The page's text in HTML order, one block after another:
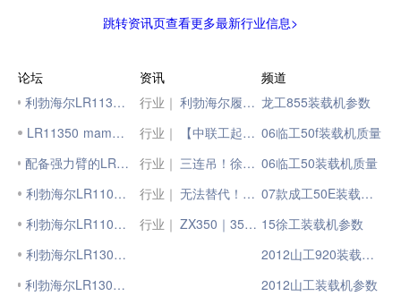
跳转资讯页查看更多最新行业信息>
论坛
利勃海尔LR11350履带式起重机
LR11350 mammoet
配备强力臂的LR11350吊装风机
利勃海尔LR11000起重机
利勃海尔LR1100履带吊机
利勃海尔LR1300起重机
利勃海尔LR1300履帶起重机
资讯
行业｜
利勃海尔履带式起重机LR 12500-1.0: 游戏重塑者
行业｜
【中联工起二手设备出售】350吨履带式起重机
行业｜
三连吊！徐工1350吨履带吊首战告捷！
行业｜
无法替代！德国公司坚定选择利勃海尔LTM 1650-8.1起重机
行业｜
ZX350｜350Pro-6A，各显神通秀实力
频道
龙工855装载机参数
06临工50f装载机质量
06临工50装载机质量
07款成工50E装载机资料
15徐工装载机参数
2012山工920装载机参数
2012山工装载机参数